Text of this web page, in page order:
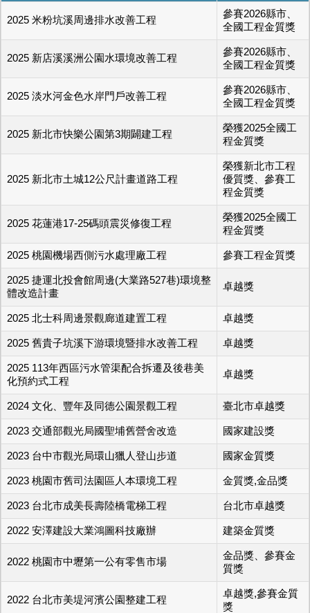
2025 米粉坑溪周邊排水改善工程
參賽2026縣市、
全國工程金質獎
2025 新店溪溪洲公園水環境改善工程
參賽2026縣市、
全國工程金質獎
2025 淡水河金色水岸門戶改善工程
參賽2026縣市、
全國工程金質獎
2025 新北市快樂公園第3期闢建工程
榮獲2025全國工
程金質獎
2025 新北市土城12公尺計畫道路工程
榮獲新北市工程
優質獎、參賽工
程金質獎
2025 花蓮港17-25碼頭震災修復工程
榮獲2025全國工
程金質獎
2025 桃園機場西側污水處理廠工程 參賽工程金質獎
2025 捷運北投會館周邊(大業路527巷)環境整
體改造計畫
卓越獎
2025 北士科周邊景觀廊道建置工程 卓越獎
2025 舊貴子坑溪下游環境暨排水改善工程 卓越獎
2025 113年西區污水管渠配合拆遷及後巷美
化預約式工程
卓越獎
2024 文化、豐年及同德公園景觀工程 臺北市卓越獎
2023 交通部觀光局國聖埔舊營舍改造 國家建設獎
2023 台中市觀光局環山獵人登山步道 國家金質獎
2023 桃園市舊司法園區人本環境工程 金質獎,金品獎
2023 台北市成美長壽陸橋電梯工程 台北市卓越獎
2022 安澤建設大業鴻圖科技廠辦 建築金質獎
2022 桃園市中壢第一公有零售市場
金品獎、參賽金
質獎
2022 台北市美堤河濱公園整建工程
卓越獎,參賽金質
獎